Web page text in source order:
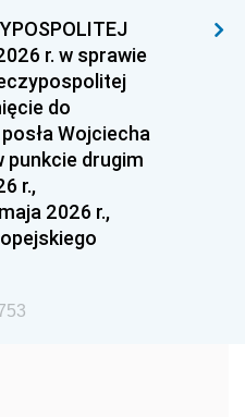
1994
1991
1985
1979
r. w sprawie
do
Wojciecha
punkcie drugim
r.,
2026 r.,